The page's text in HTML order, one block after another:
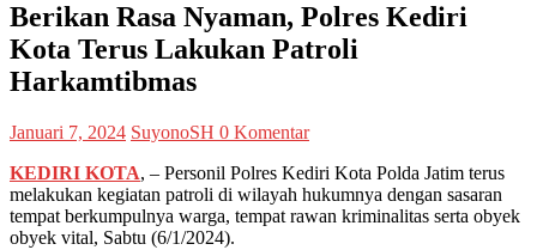
Berikan Rasa Nyaman, Polres Kediri
Kota Terus Lakukan Patroli
Harkamtibmas
Januari 7, 2024 SuyonoSH 0 Komentar
KEDIRI KOTA, – Personil Polres Kediri Kota Polda Jatim terus
melakukan kegiatan patroli di wilayah hukumnya dengan sasaran
tempat berkumpulnya warga, tempat rawan kriminalitas serta obyek
obyek vital, Sabtu (6/1/2024).